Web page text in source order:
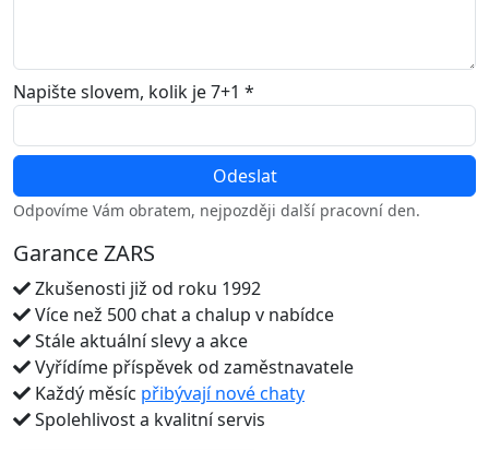
Napište slovem, kolik je 7+1 *
Odpovíme Vám obratem, nejpozději další pracovní den.
Garance ZARS
Zkušenosti již od roku 1992
Více než 500 chat a chalup v nabídce
Stále aktuální slevy a akce
Vyřídíme příspěvek od zaměstnavatele
Každý měsíc přibývají nové chaty
Spolehlivost a kvalitní servis